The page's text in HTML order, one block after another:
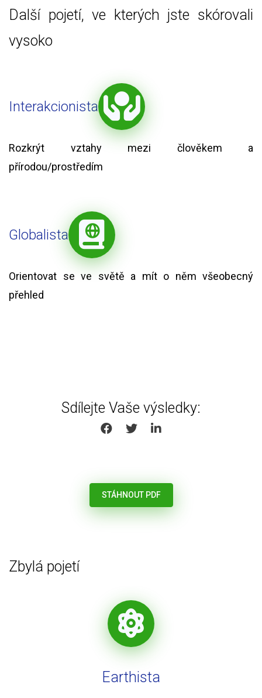
Další pojetí, ve kterých jste skórovali
vysoko
Interakcionista
Rozkrýt vztahy mezi člověkem a
přírodou/prostředím
Globalista
Orientovat se ve světě a mít o něm všeobecný
přehled
Sdílejte Vaše výsledky:
SHARE ON FACEBOOK
SHARE ON TWITTER
SHARE ON LINKEDIN
STÁHNOUT PDF
Zbylá pojetí
Earthista